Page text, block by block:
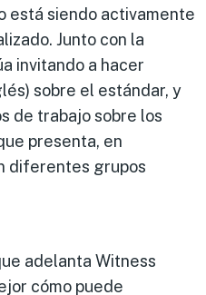
está siendo activamente
Junto con la
invitando a hacer
sobre el estándar, y
de trabajo sobre los
presenta, en
diferentes grupos
adelanta Witness
cómo puede